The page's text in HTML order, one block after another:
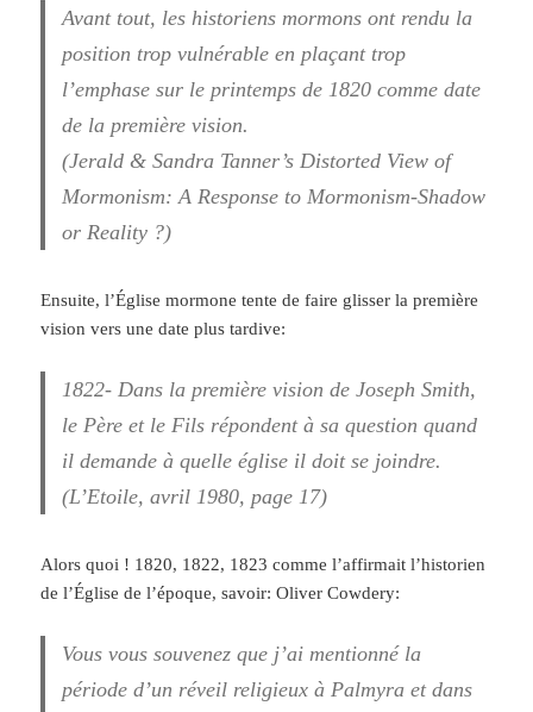
Avant tout, les historiens mormons ont rendu la
position trop vulnérable en plaçant trop
l’emphase sur le printemps de 1820 comme date
de la première vision.
(Jerald & Sandra Tanner’s Distorted View of
Mormonism: A Response to Mormonism-Shadow
or Reality ?)
Ensuite, l’Église mormone tente de faire glisser la première
vision vers une date plus tardive:
1822- Dans la première vision de Joseph Smith,
le Père et le Fils répondent à sa question quand
il demande à quelle église il doit se joindre.
(L’Etoile, avril 1980, page 17)
Alors quoi ! 1820, 1822, 1823 comme l’affirmait l’historien
de l’Église de l’époque, savoir: Oliver Cowdery:
Vous vous souvenez que j’ai mentionné la
période d’un réveil religieux à Palmyra et dans